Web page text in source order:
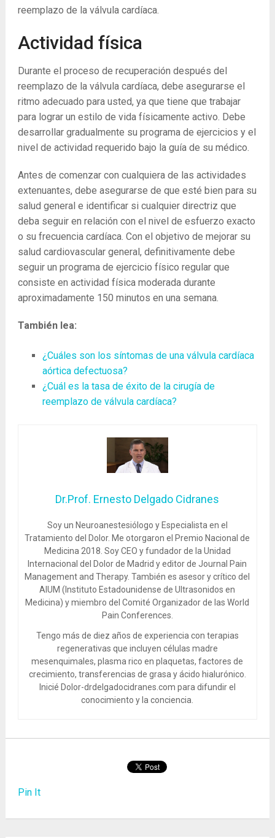
reemplazo de la válvula cardíaca.
Actividad física
Durante el proceso de recuperación después del
reemplazo de la válvula cardíaca, debe asegurarse el
ritmo adecuado para usted, ya que tiene que trabajar
para lograr un estilo de vida físicamente activo. Debe
desarrollar gradualmente su programa de ejercicios y el
nivel de actividad requerido bajo la guía de su médico.
Antes de comenzar con cualquiera de las actividades
extenuantes, debe asegurarse de que esté bien para su
salud general e identificar si cualquier directriz que
deba seguir en relación con el nivel de esfuerzo exacto
o su frecuencia cardíaca. Con el objetivo de mejorar su
salud cardiovascular general, definitivamente debe
seguir un programa de ejercicio físico regular que
consiste en actividad física moderada durante
aproximadamente 150 minutos en una semana.
También lea:
¿Cuáles son los síntomas de una válvula cardíaca
aórtica defectuosa?
¿Cuál es la tasa de éxito de la cirugía de
reemplazo de válvula cardíaca?
Dr.Prof. Ernesto Delgado Cidranes
Soy un Neuroanestesiólogo y Especialista en el
Tratamiento del Dolor. Me otorgaron el Premio Nacional de
Medicina 2018. Soy CEO y fundador de la Unidad
Internacional del Dolor de Madrid y editor de Journal Pain
Management and Therapy. También es asesor y crítico del
AIUM (Instituto Estadounidense de Ultrasonidos en
Medicina) y miembro del Comité Organizador de las World
Pain Conferences.
Tengo más de diez años de experiencia con terapias
regenerativas que incluyen células madre
mesenquimales, plasma rico en plaquetas, factores de
crecimiento, transferencias de grasa y ácido hialurónico.
Inicié Dolor-drdelgadocidranes.com para difundir el
conocimiento y la conciencia.
Pin It